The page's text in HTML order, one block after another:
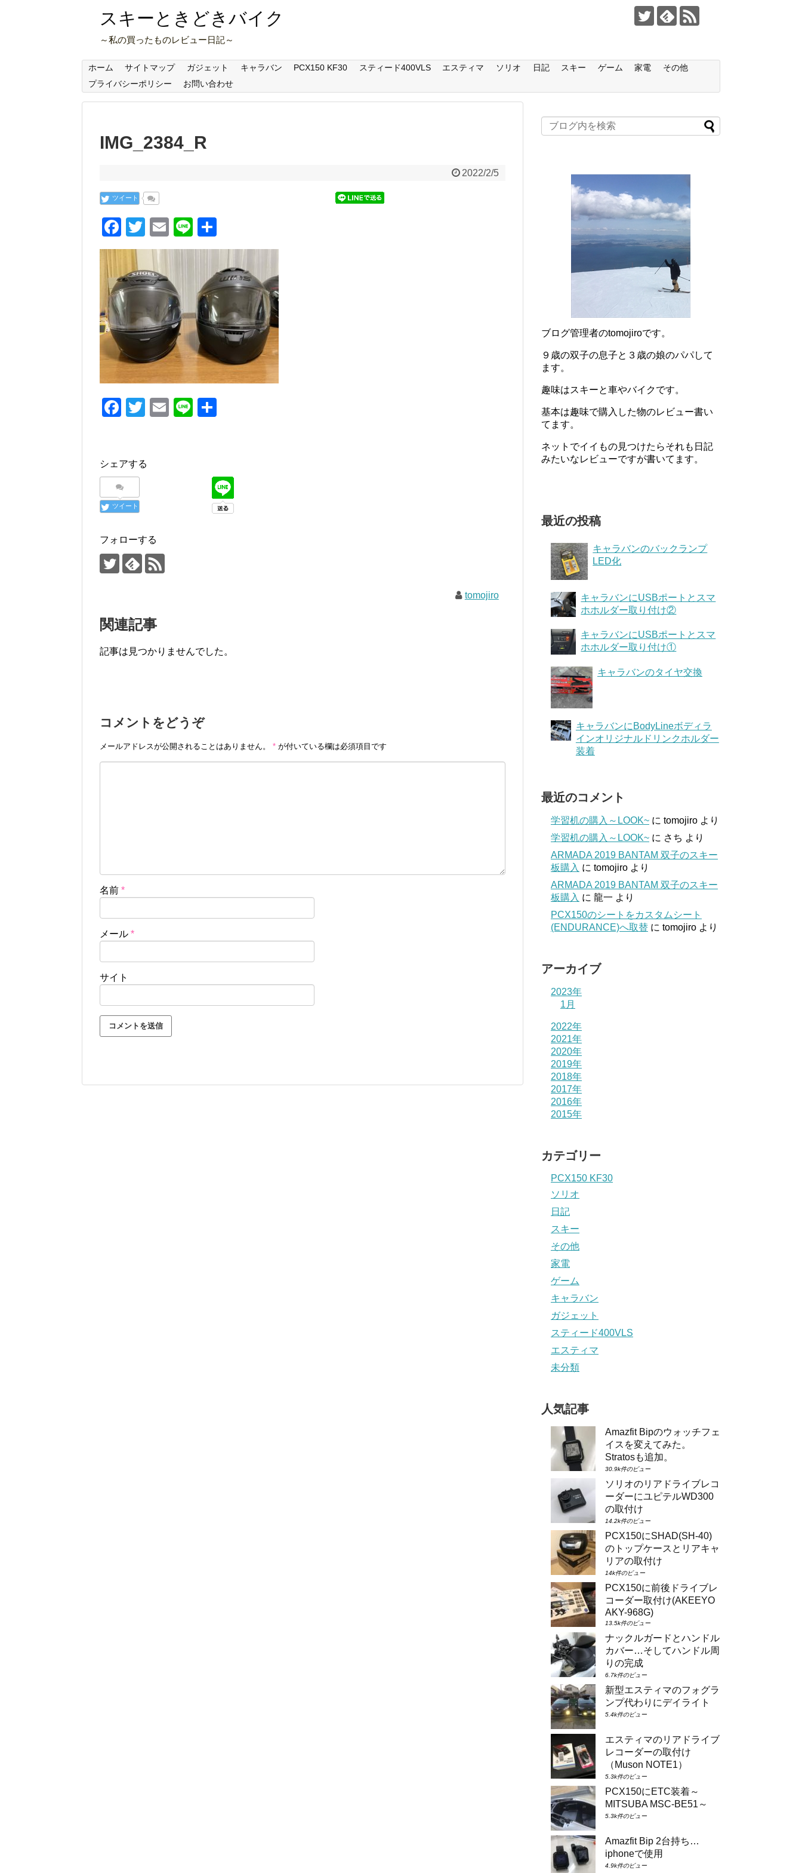
スキーときどきバイク
～私の買ったものレビュー日記～
ホーム サイトマップ ガジェット キャラバン PCX150 KF30 スティード400VLS エスティマ ソリオ 日記 スキー ゲーム 家電
その他
プライバシーポリシー
お問い合わせ
IMG_2384_R
2022/2/5
ツイート
F
a
c
e
b
o
o
k
T
wi
tt
er
E
m
ail
Li
n
有
F
e
b
o
k
T
er
E
Li
シェアする
ツイート
フォローする
tomojiro
関連記事
記事は見つかりませんでした。
コメントをどうぞ
メールアドレスが公開されることはありません。 * が付いている欄は必須項目です
名前 *
メール *
サイト
ブログ管理者のtomojiroです。
９歳の双子の息子と３歳の娘のパパして
ます。
趣味はスキーと車やバイクです。
基本は趣味で購入した物のレビュー書い
てます。
ネットでイイもの見つけたらそれも日記
みたいなレビューですが書いてます。
最近の投稿
キャラバンのバックランプ
LED化
キャラバンにUSBポートとスマ
ホホルダー取り付け②
キャラバンにUSBポートとスマ
ホホルダー取り付け①
キャラバンのタイヤ交換
キャラバンにBodyLineボディラ
インオリジナルドリンクホルダー
装着
最近のコメント
学習机の購入～LOOK~ に tomojiro より
学習机の購入～LOOK~ に さち より
ARMADA 2019 BANTAM 双子のスキー
板購入 に tomojiro より
ARMADA 2019 BANTAM 双子のスキー
板購入 に 龍一 より
PCX150のシートをカスタムシート
(ENDURANCE)へ取替 に tomojiro より
アーカイブ
2023年
1月
2022年
2021年
2020年
2019年
2018年
2017年
2016年
2015年
カテゴリー
PCX150 KF30
ソリオ
日記
スキー
その他
家電
ゲーム
キャラバン
ガジェット
スティード400VLS
エスティマ
未分類
人気記事
Amazfit Bipのウォッチフェ
イスを変えてみた。
Stratosも追加。
30.9k件のビュー
ソリオのリアドライブレコ
ーダーにユピテルWD300
の取付け
14.2k件のビュー
PCX150にSHAD(SH-40)
のトップケースとリアキャ
リアの取付け
14k件のビュー
PCX150に前後ドライブレ
コーダー取付け(AKEEYO
AKY-968G)
13.5k件のビュー
ナックルガードとハンドル
カバー…そしてハンドル周
りの完成
6.7k件のビュー
新型エスティマのフォグラ
ンプ代わりにデイライト
5.4k件のビュー
エスティマのリアドライブ
レコーダーの取付け
（Muson NOTE1）
5.3k件のビュー
PCX150にETC装着～
MITSUBA MSC-BE51～
5.3k件のビュー
Amazfit Bip 2台持ち…
iphoneで使用
4.9k件のビュー